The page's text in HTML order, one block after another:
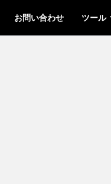
お問い合わせ ツール